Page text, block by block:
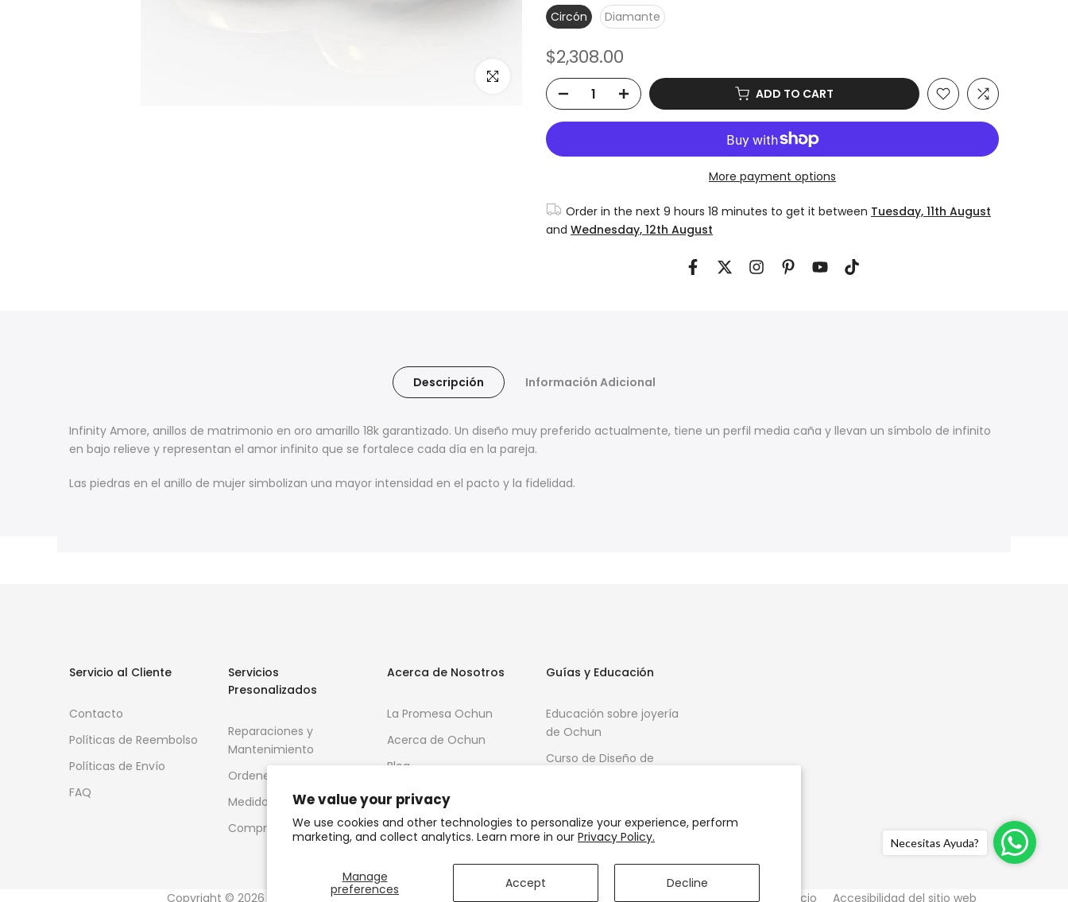
We value your privacy
We use cookies and other technologies to personalize your experience, perform
marketing, and collect analytics. Learn more in our Privacy Policy.
Manage
preferences
Accept Decline
Click to enlarge
Circón
Diamante
$2,308.00
ADD TO CART
More payment options
Order in the next 9 hours 18 minutes to get it between Tuesday, 11th August
and Wednesday, 12th August
Descripción Información Adicional
Infinity Amore, anillos de matrimonio en oro amarillo 18k garantizado. Un diseño muy preferido actualmente, tiene un perfil media caña y llevan un símbolo de infinito
en bajo relieve y representan el amor infinito que se fortalece cada día en la pareja.
Las piedras en el anillo de mujer simbolizan una mayor intensidad en el pacto y la fidelidad.
Servicio al Cliente
Contacto
Políticas de Reembolso
Políticas de Envío
FAQ
Servicios
Presonalizados
Reparaciones y
Mantenimiento
Ordenes Especiales
Medidor de anillos
Compra de Oro
Acerca de Nosotros
La Promesa Ochun
Acerca de Ochun
Blog
Guías y Educación
Educación sobre joyería
de Ochun
Curso de Diseño de
Copyright © 2026 OCHUN JOYEROS® Política de Privacidad Términos de Uso y Servicio Accesibilidad del sitio web
Necesitas Ayuda?